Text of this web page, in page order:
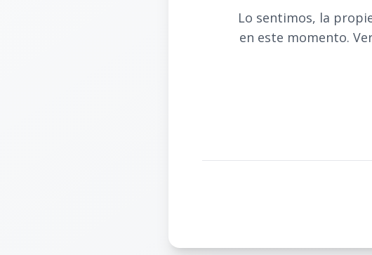
Lo sentimos, la
en este momento.